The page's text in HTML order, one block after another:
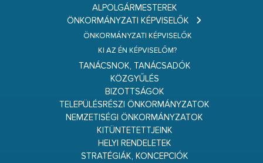
ALPOLGÁRMESTEREK
ÖNKORMÁNYZATI KÉPVISELŐK
ÖNKORMÁNYZATI KÉPVISELŐK
KI AZ ÉN KÉPVISELŐM?
TANÁCSNOK, TANÁCSADÓK
KÖZGYŰLÉS
BIZOTTSÁGOK
TELEPÜLÉSRÉSZI ÖNKORMÁNYZATOK
NEMZETISÉGI ÖNKORMÁNYZATOK
KITÜNTETETTJEINK
HELYI RENDELETEK
STRATÉGIÁK, KONCEPCIÓK